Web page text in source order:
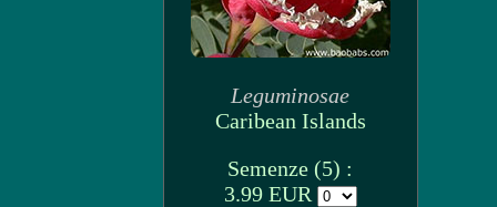
Leguminosae
Caribean Islands
Semenze (5) :
3.99 EUR